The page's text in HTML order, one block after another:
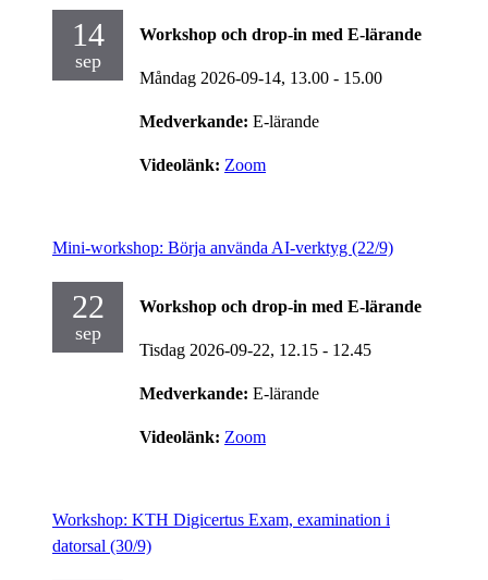
14
sep
Workshop och drop-in med E-lärande
Måndag 2026-09-14, 13.00 - 15.00
Medverkande: E-lärande
Videolänk: Zoom
Mini-workshop: Börja använda AI-verktyg (22/9)
22
sep
Workshop och drop-in med E-lärande
Tisdag 2026-09-22, 12.15 - 12.45
Medverkande: E-lärande
Videolänk: Zoom
Workshop: KTH Digicertus Exam, examination i
datorsal (30/9)